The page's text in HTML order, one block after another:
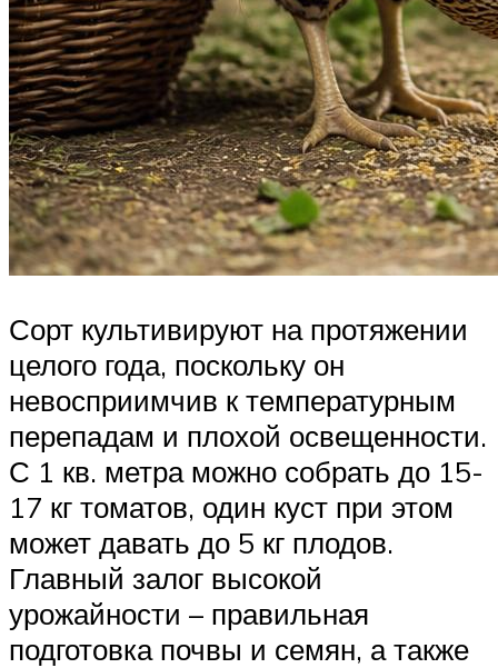
Сорт культивируют на протяжении
целого года, поскольку он
невосприимчив к температурным
перепадам и плохой освещенности.
С 1 кв. метра можно собрать до 15-
17 кг томатов, один куст при этом
может давать до 5 кг плодов.
Главный залог высокой
урожайности – правильная
подготовка почвы и семян, а также